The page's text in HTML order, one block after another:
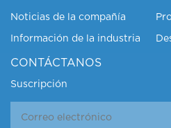
Noticias de la compañía
Información de la industria
CONTÁCTANOS
Suscripción